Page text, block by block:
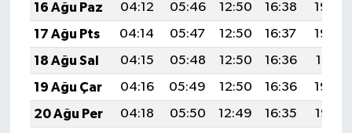
16 Ağu Paz
04:12 05:46 12:50 16:38
19:44
17 Ağu Pts
04:14 05:47 12:50 16:37
19:43
18 Ağu Sal
04:15 05:48 12:50 16:36
19:41
19 Ağu Çar
04:16 05:49 12:50 16:36
19:40
20 Ağu Per
04:18 05:50 12:49 16:35
19:38